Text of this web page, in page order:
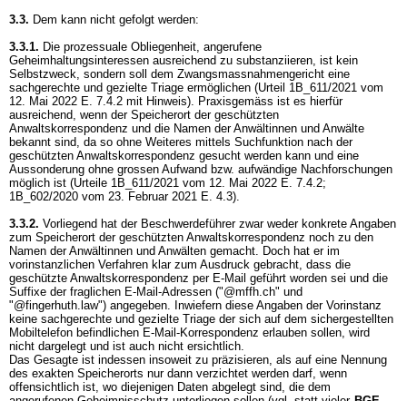
3.3. Dem kann nicht gefolgt werden:
3.3.1. Die prozessuale Obliegenheit, angerufene
Geheimhaltungsinteressen ausreichend zu substanziieren, ist kein
Selbstzweck, sondern soll dem Zwangsmassnahmengericht eine
sachgerechte und gezielte Triage ermöglichen (Urteil 1B_611/2021 vom
12. Mai 2022 E. 7.4.2 mit Hinweis). Praxisgemäss ist es hierfür
ausreichend, wenn der Speicherort der geschützten
Anwaltskorrespondenz und die Namen der Anwältinnen und Anwälte
bekannt sind, da so ohne Weiteres mittels Suchfunktion nach der
geschützten Anwaltskorrespondenz gesucht werden kann und eine
Aussonderung ohne grossen Aufwand bzw. aufwändige Nachforschungen
möglich ist (Urteile 1B_611/2021 vom 12. Mai 2022 E. 7.4.2;
1B_602/2020 vom 23. Februar 2021 E. 4.3).
3.3.2. Vorliegend hat der Beschwerdeführer zwar weder konkrete Angaben
zum Speicherort der geschützten Anwaltskorrespondenz noch zu den
Namen der Anwältinnen und Anwälten gemacht. Doch hat er im
vorinstanzlichen Verfahren klar zum Ausdruck gebracht, dass die
geschützte Anwaltskorrespondenz per E-Mail geführt worden sei und die
Suffixe der fraglichen E-Mail-Adressen ("@mffh.ch" und
"@fingerhuth.law") angegeben. Inwiefern diese Angaben der Vorinstanz
keine sachgerechte und gezielte Triage der sich auf dem sichergestellten
Mobiltelefon befindlichen E-Mail-Korrespondenz erlauben sollen, wird
nicht dargelegt und ist auch nicht ersichtlich.
Das Gesagte ist indessen insoweit zu präzisieren, als auf eine Nennung
des exakten Speicherorts nur dann verzichtet werden darf, wenn
offensichtlich ist, wo diejenigen Daten abgelegt sind, die dem